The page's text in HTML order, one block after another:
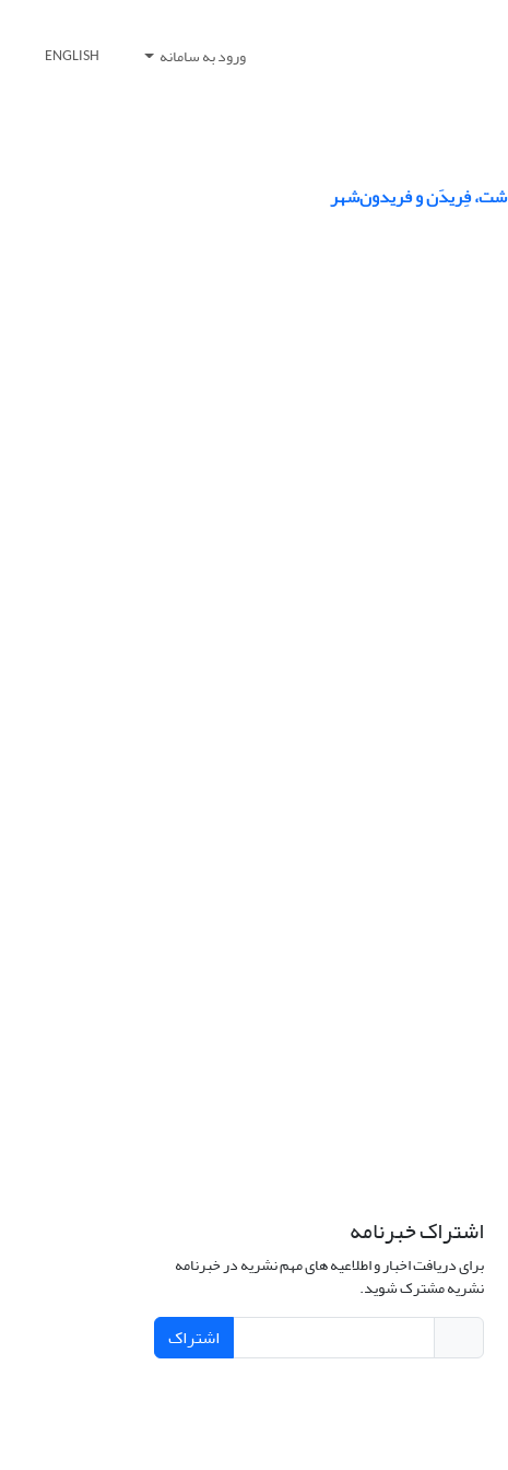
ورود به سامانه ENGLISH
فِریدَن و فریدون‌شهر
اشتراک خبرنامه
برای دریافت اخبار و اطلاعیه های مهم نشریه در خبرنامه
نشریه مشترک شوید.
اشتراک